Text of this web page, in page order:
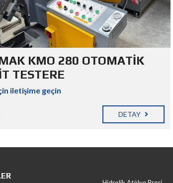
KMO 280 OTOMATİK
TESTERE
iletişime geçin
DETAY